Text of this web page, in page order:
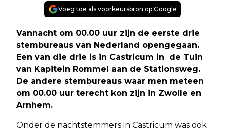
Voeg toe als voorkeursbron op Google
Vannacht om 00.00 uur zijn de eerste drie
stembureaus van Nederland opengegaan.
Een van die drie is in Castricum in de Tuin
van Kapitein Rommel aan de Stationsweg.
De andere stembureaus waar men meteen
om 00.00 uur terecht kon zijn in Zwolle en
Arnhem.
Onder de nachtstemmers in Castricum was ook